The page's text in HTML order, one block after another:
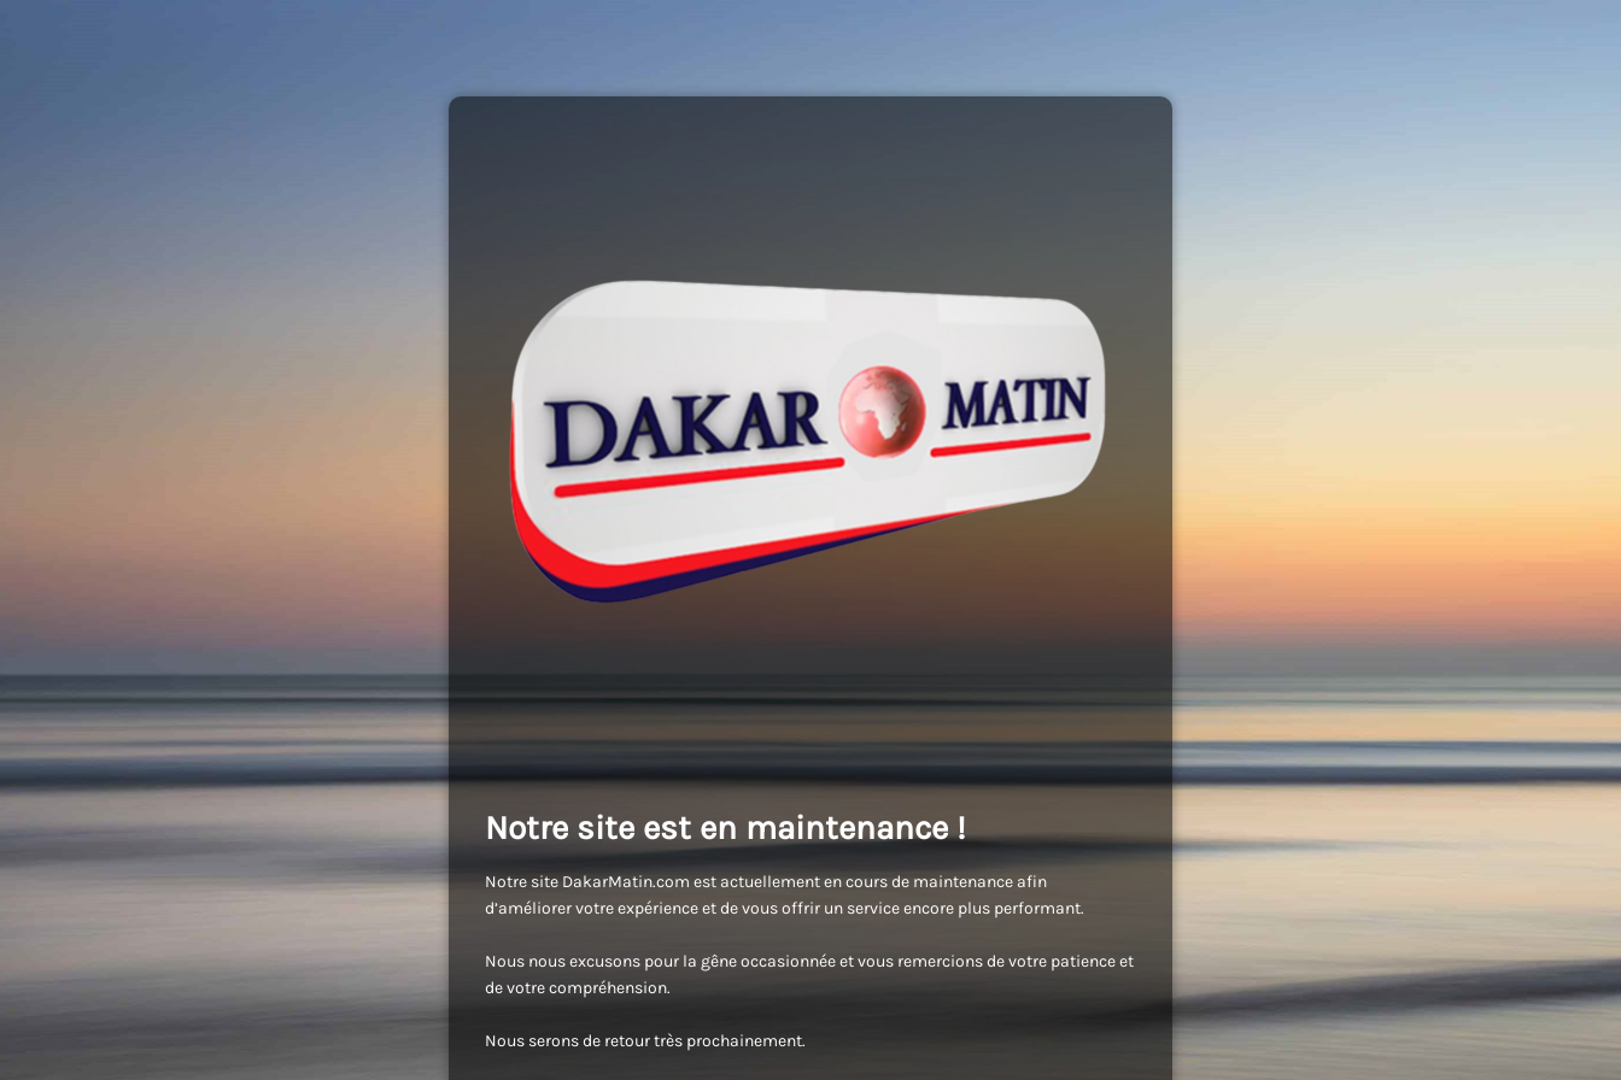
Notre site est en maintenance !
Notre site DakarMatin.com est actuellement en cours de maintenance afin
d’améliorer votre expérience et de vous offrir un service encore plus performant.
Nous nous excusons pour la gêne occasionnée et vous remercions de votre patience et
de votre compréhension.
Nous serons de retour très prochainement.